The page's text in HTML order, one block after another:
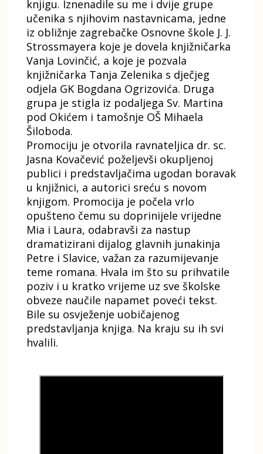
knjigu. Iznenadile su me i dvije grupe
učenika s njihovim nastavnicama, jedne
iz obližnje zagrebačke Osnovne škole J. J.
Strossmayera koje je dovela knjižničarka
Vanja Lovinčić, a koje je pozvala
knjižničarka Tanja Zelenika s dječjeg
odjela GK Bogdana Ogrizovića. Druga
grupa je stigla iz podaljega Sv. Martina
pod Okićem i tamošnje OŠ Mihaela
Šiloboda.
Promociju je otvorila ravnateljica dr. sc.
Jasna Kovačević poželjevši okupljenoj
publici i predstavljačima ugodan boravak
u knjižnici, a autorici sreću s novom
knjigom. Promocija je počela vrlo
opušteno čemu su doprinijele vrijedne
Mia i Laura, odabravši za nastup
dramatizirani dijalog glavnih junakinja
Petre i Slavice, važan za razumijevanje
teme romana. Hvala im što su prihvatile
poziv i u kratko vrijeme uz sve školske
obveze naučile napamet poveći tekst.
Bile su osvježenje uobičajenog
predstavljanja knjiga. Na kraju su ih svi
hvalili.